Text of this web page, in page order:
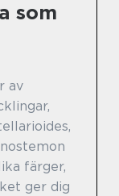
som
av
färger,
ger dig